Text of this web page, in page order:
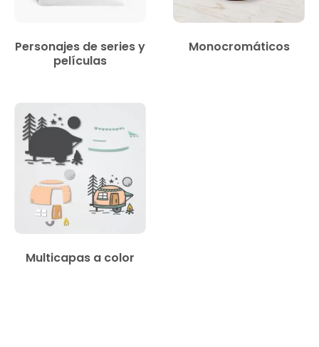
Personajes de series y
películas
Monocromáticos
Multicapas a color